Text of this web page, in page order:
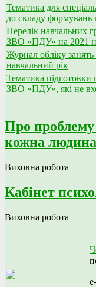
Тематика для
до складу формувань
Перелік навчальних
ЗВО «ПДУ» на 2021
Журнал обліку занять
навчальний рік
Тематика підготовки
ЗВО «ПДУ», які не
Про
кожна людина
Виховна робота
Кабінет
Виховна робота